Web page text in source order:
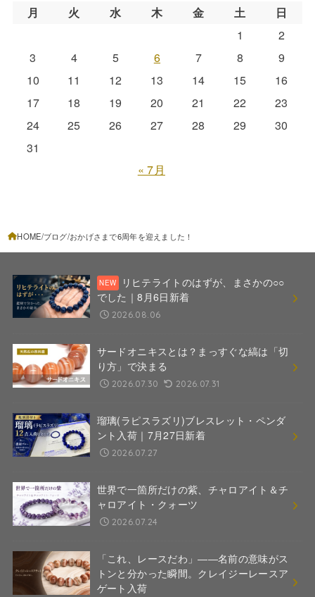
月
火 水 木 金 土
日
1
2
3
4 5 6 7 8
9
10
11 12 13 14 15
16
17
18 19 20 21 22
23
24
25 26 27 28 29
30
31
« 7月
HOME ブログ おかげさまで6周年を迎えました！
リヒテライトのはずが、まさかの○○
でした｜8月6日新着
2026.08.06
サードオニキスとは？まっすぐな縞は「切
り方」で決まる
2026.07.30 2026.07.31
瑠璃(ラピスラズリ)ブレスレット・ペンダ
ント入荷｜7月27日新着
2026.07.27
世界で一箇所だけの紫、チャロアイト＆チ
ャロアイト・クォーツ
2026.07.24
「これ、レースだわ」――名前の意味がス
トンと分かった瞬間。クレイジーレースア
ゲート入荷